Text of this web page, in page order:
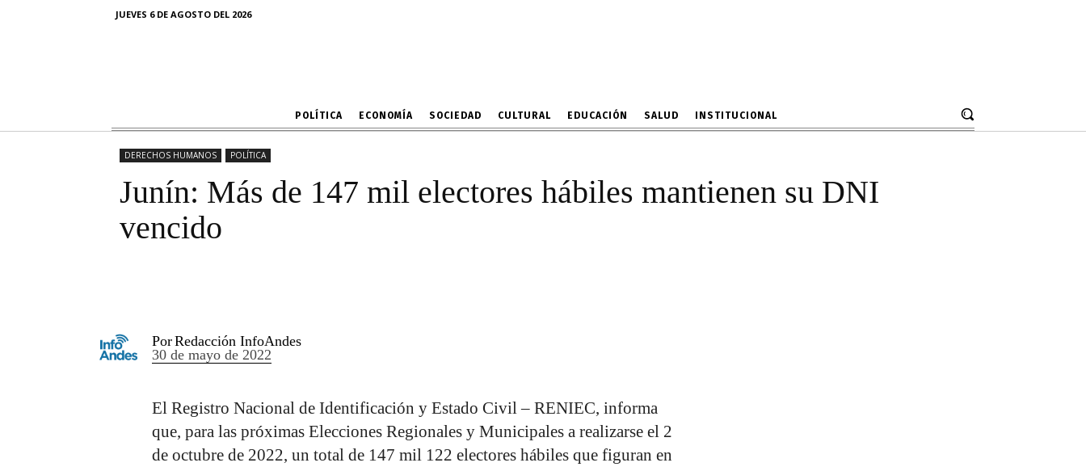
JUEVES 6 DE AGOSTO DEL 2026
POLÍTICA ECONOMÍA SOCIEDAD CULTURAL EDUCACIÓN SALUD INSTITUCIONAL
Junín: Más de 147 mil electores hábiles mantienen su
DERECHOS HUMANOS POLÍTICA
Junín: Más de 147 mil electores hábiles mantienen su DNI
vencido
PorRedacción InfoAndes
30 de mayo de 2022
El Registro Nacional de Identificación y Estado Civil – RENIEC, informa
que, para las próximas Elecciones Regionales y Municipales a realizarse el 2
de octubre de 2022, un total de 147 mil 122 electores hábiles que figuran en